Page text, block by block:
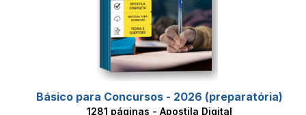
Básico para Concursos - 2026 (preparatória)
1281 páginas - Apostila Digital